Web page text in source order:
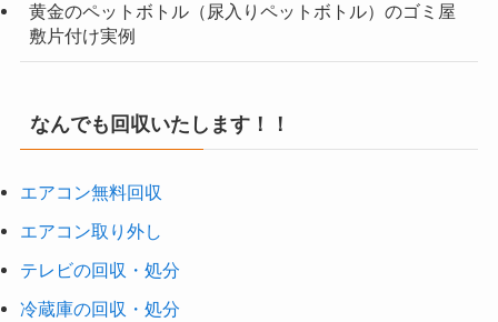
黄金のペットボトル（尿入りペットボトル）のゴミ屋
敷片付け実例
なんでも回収いたします！！
エアコン無料回収
エアコン取り外し
テレビの回収・処分
冷蔵庫の回収・処分